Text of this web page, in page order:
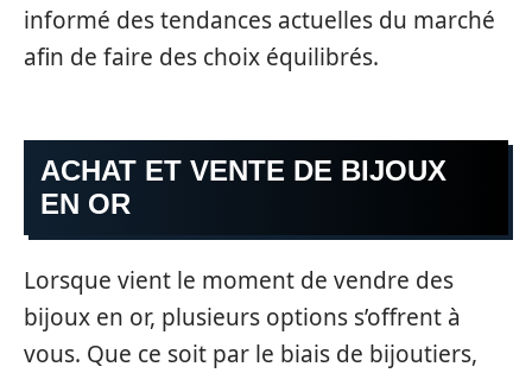
informé des tendances actuelles du marché
afin de faire des choix équilibrés.
ACHAT ET VENTE DE BIJOUX
EN OR
Lorsque vient le moment de vendre des
bijoux en or, plusieurs options s’offrent à
vous. Que ce soit par le biais de bijoutiers,